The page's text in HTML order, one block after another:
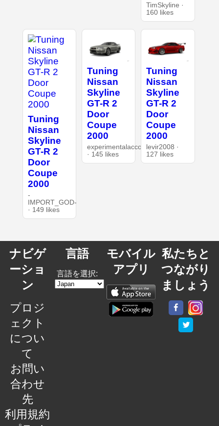
TimSkyline ·
160 likes
Tuning
Nissan
Skyline
GT-R 2
Door
Coupe
2000
-
IMPORT_GOD-
· 149 likes
Tuning
Nissan
Skyline
GT-R 2
Door
Coupe
2000
experimentalaccount
· 145 likes
Tuning
Nissan
Skyline
GT-R 2
Door
Coupe
2000
levir2008 ·
127 likes
ナビゲ
ーショ
ン
プロジ
ェクト
につい
て
お問い
合わせ
先
利用規約
言語
言語を選択:
モバイル
アプリ
私たちと
つながり
ましょう